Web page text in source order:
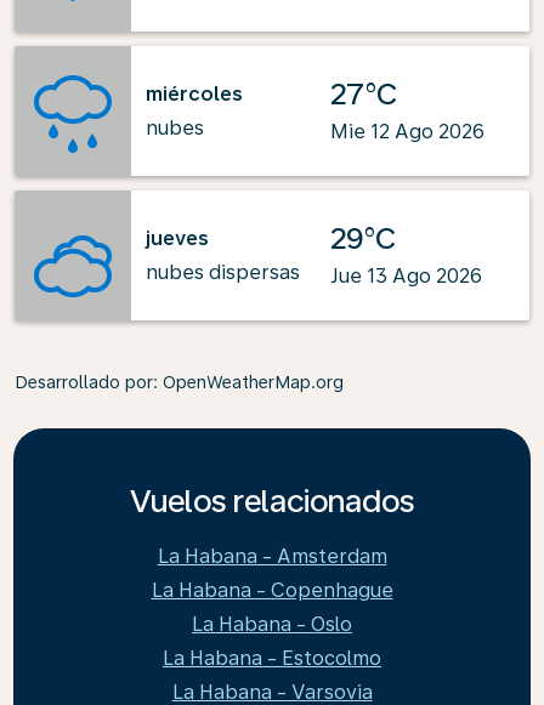
miércoles
nubes
27°C
Mie 12 Ago 2026
jueves
nubes dispersas
29°C
Jue 13 Ago 2026
Desarrollado por: OpenWeatherMap.org
Vuelos relacionados
La Habana - Amsterdam
La Habana - Copenhague
La Habana - Oslo
La Habana - Estocolmo
La Habana - Varsovia